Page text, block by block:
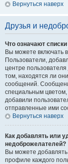
Вернуться наверх
Друзья и
Что означают
Вы можете включать
Пользователи,
центре
том, находятся ли
сообщений.
специальным
добавили
отправленные ими
Вернуться наверх
Как добавлять или
недоброжелателей?
Вы можете
профиле каждого